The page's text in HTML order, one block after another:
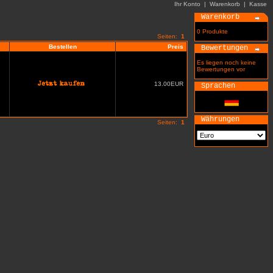
Ihr Konto | Warenkorb | Kasse
Seiten: 1
Bestellen Preis
13.00EUR
Seiten: 1
Warenkorb
0 Produkte
Bewertungen
Es liegen noch keine
Bewertungen vor
Sprachen
Währungen